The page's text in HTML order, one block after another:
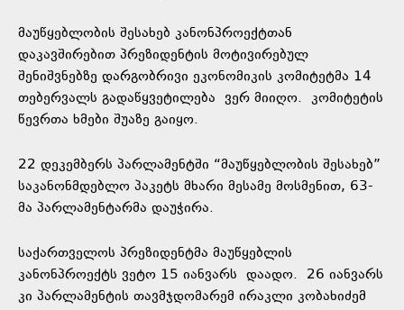
მაუწყებლობის შესახებ კანონპროექტთან
დაკავშირებით პრეზიდენტის მოტივირებულ
შენიშვნებზე დარგობრივი ეკონომიკის კომიტეტმა 14
თებერვალს გადაწყვეტილება ვერ მიიღო. კომიტეტის
წევრთა ხმები შუაზე გაიყო.
22 დეკემბერს პარლამენტში “მაუწყებლობის შესახებ”
საკანონმდებლო პაკეტს მხარი მესამე მოსმენით, 63-
მა პარლამენტარმა დაუჭირა.
საქართველოს პრეზიდენტმა მაუწყებლის
კანონპროექტს ვეტო 15 იანვარს დაადო. 26 იანვარს
კი პარლამენტის თავმჯდომარემ ირაკლი კობახიძემ